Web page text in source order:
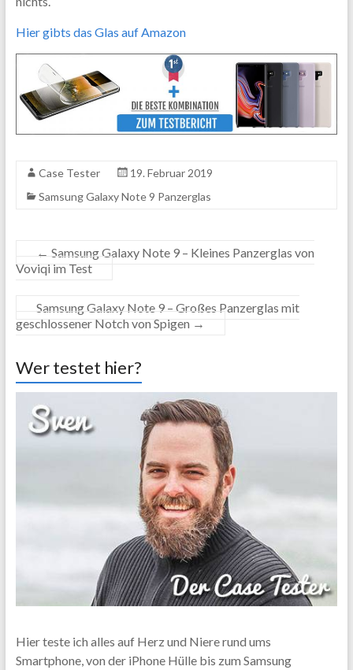
Hier gibts das Glas auf Amazon
Case Tester
19. Februar 2019
Samsung Galaxy Note 9 Panzerglas
← Samsung Galaxy Note 9 – Kleines Panzerglas von
Voviqi im Test
Samsung Galaxy Note 9 – Großes Panzerglas mit
geschlossener Notch von Spigen →
Wer testet hier?
Hier teste ich alles auf Herz und Niere rund ums
Smartphone, von der iPhone Hülle bis zum Samsung